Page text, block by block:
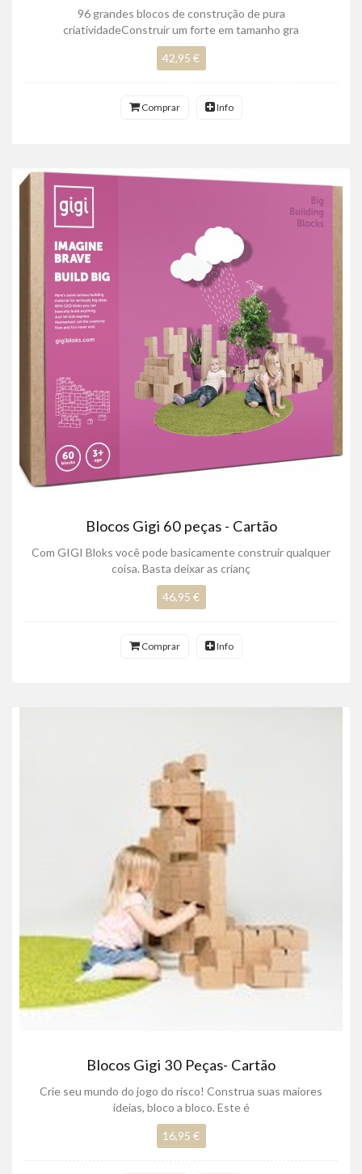
96 grandes blocos de construção de pura
criatividadeConstruir um forte em tamanho gra
42,95 €
Comprar Info
Blocos Gigi 60 peças - Cartão
Com GIGI Bloks você pode basicamente construir qualquer
coisa. Basta deixar as crianç
46,95 €
Comprar Info
Blocos Gigi 30 Peças- Cartão
Crie seu mundo do jogo do risco! Construa suas maiores
ideias, bloco a bloco. Este é
16,95 €